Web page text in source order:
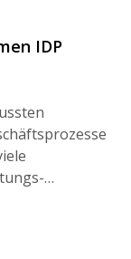
IDP
…